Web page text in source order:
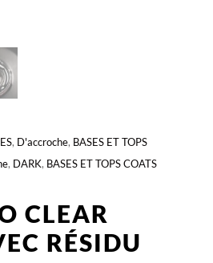
, D'accroche, BASES ET TOPS
, DARK, BASES ET TOPS COATS
CLEAR
RÉSIDU